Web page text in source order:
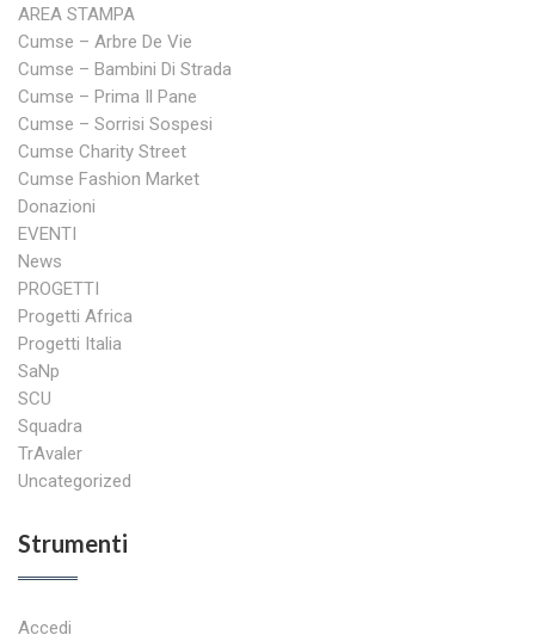
AREA STAMPA
Cumse – Arbre De Vie
Cumse – Bambini Di Strada
Cumse – Prima Il Pane
Cumse – Sorrisi Sospesi
Cumse Charity Street
Cumse Fashion Market
Donazioni
EVENTI
News
PROGETTI
Progetti Africa
Progetti Italia
SaNp
SCU
Squadra
TrAvaler
Uncategorized
Strumenti
Accedi